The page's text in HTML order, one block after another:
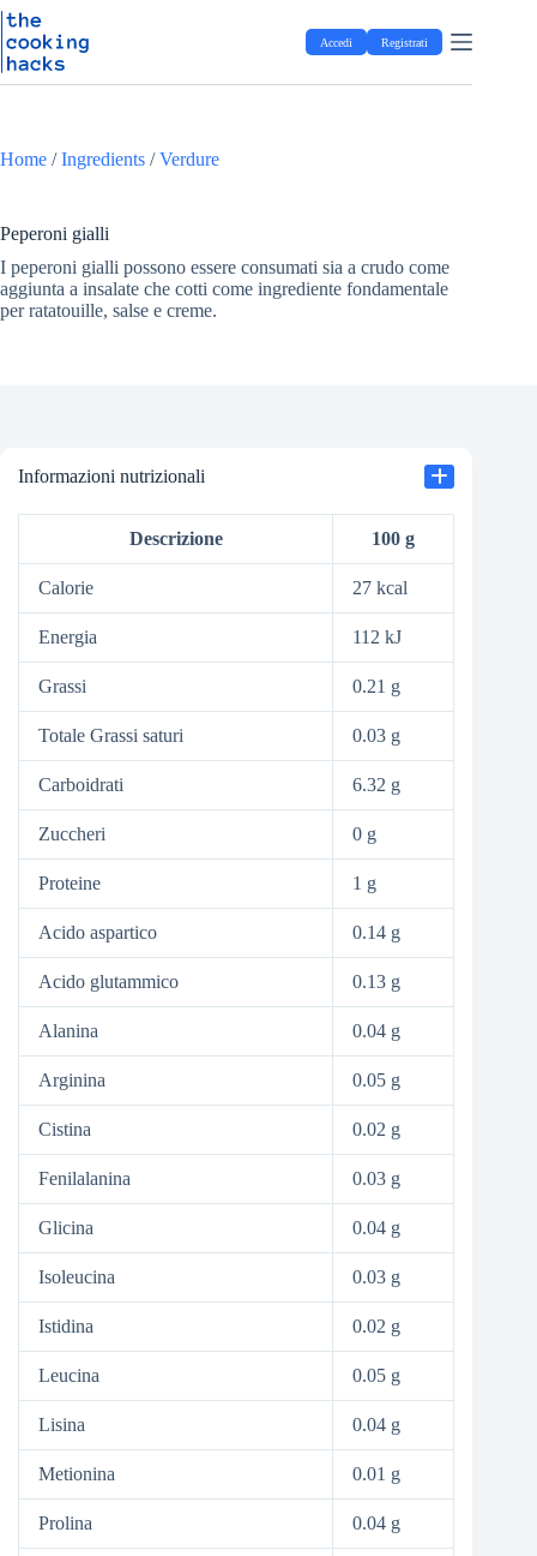
S
t
c
t
n
u
t
Salta
al
contenuto
Accedi Registrati
Home /Ingredients /Verdure
Peperoni gialli
I peperoni gialli possono essere consumati sia a crudo come
aggiunta a insalate che cotti come ingrediente fondamentale
per ratatouille, salse e creme.
Informazioni nutrizionali
Descrizione 100 g
Calorie 27 kcal
Energia 112 kJ
Grassi 0.21 g
Totale Grassi saturi 0.03 g
Carboidrati 6.32 g
Zuccheri 0 g
Proteine 1 g
Acido aspartico 0.14 g
Acido glutammico 0.13 g
Alanina 0.04 g
Arginina 0.05 g
Cistina 0.02 g
Fenilalanina 0.03 g
Glicina 0.04 g
Isoleucina 0.03 g
Istidina 0.02 g
Leucina 0.05 g
Lisina 0.04 g
Metionina 0.01 g
Prolina 0.04 g